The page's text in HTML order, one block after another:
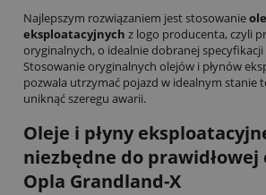
Najlepszym rozwiązaniem jest stosowanie
eksploatacyjnych z logo producenta, czyli
oryginalnych, o idealnie dobranej
Stosowanie oryginalnych olejów i płynów
pozwala utrzymać pojazd w idealnym stanie
uniknąć szeregu awarii.
Oleje i płyny
niezbędne do
Opla Grandland-X